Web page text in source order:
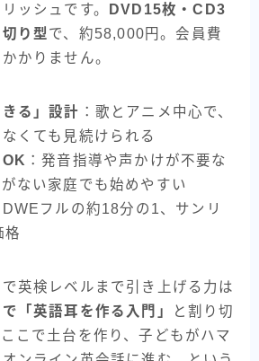
ッシュです。
DVD15枚・CD3
り型 で、約58,000円。会員費
かりません。
きる」設計 ：歌とアニメ中心で、
くても見続けられる
：発音指導や声かけが不要な
ない家庭でも始めやすい
DWEフルの約18分の1、サンリ
格
英検レベルまで引き上げる力は
「英語耳を作る入門」
と割り切
こで土台を作り、子どもがハマ